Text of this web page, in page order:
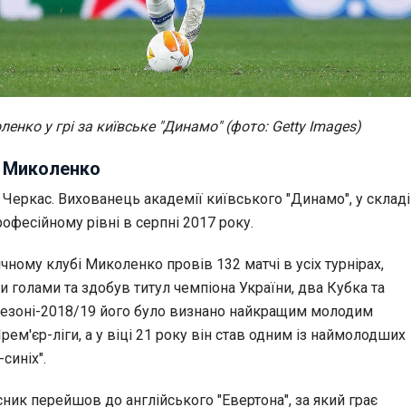
у грі за київське "Динамо" (фото: Getty Images)
Миколенко
Вихованець академії київського "Динамо", у складі
рівні в серпні 2017 року.
клубі Миколенко провів 132 матчі в усіх турнірах,
голами та здобув титул чемпіона України, два Кубка та
2018/19 його було визнано найкращим молодим
ліги, а у віці 21 року він став одним із наймолодших
синіх".
перейшов до англійського "Евертона", за який грає